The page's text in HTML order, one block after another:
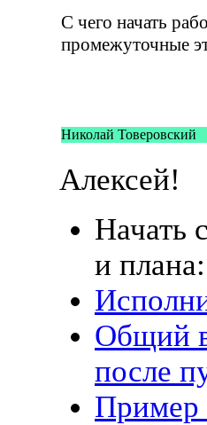
С чего начать
промежуточные
Николай Товеровский
Алексей!
Начать
и плана:
Общий
после
Пример